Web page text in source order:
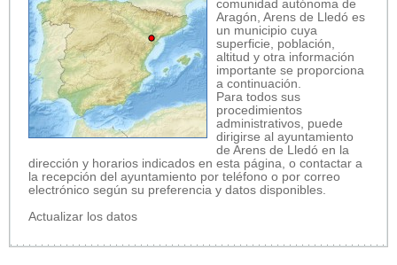
comunidad autónoma de
Aragón, Arens de Lledó es
un municipio cuya
superficie, población,
altitud y otra información
importante se proporciona
a continuación.
Para todos sus
procedimientos
administrativos, puede
dirigirse al ayuntamiento
de Arens de Lledó en la
dirección y horarios indicados en esta página, o contactar a
la recepción del ayuntamiento por teléfono o por correo
electrónico según su preferencia y datos disponibles.
Actualizar los datos